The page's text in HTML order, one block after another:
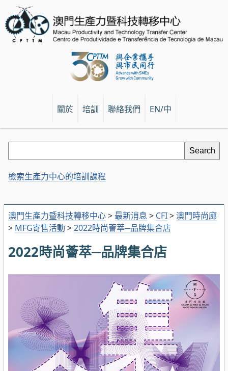
關於 培訓 聯絡我們 EN/中
澳門生產力暨科技轉移中心> 最新消息 > CFI> 澳門時尚廊
> MFG寄售活動 >2022時尚薈萃─品牌集合店
2022時尚薈萃─品牌集合店
檢索生產力中心的培訓課程